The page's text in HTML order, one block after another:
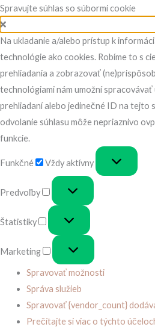
Spravujte súhlas so súbormi cookie
Na ukladanie a/alebo prístup k
technológie ako cookies. Robíme to s
prehliadania a zobrazovať
technológiami nám umožní spracovávať
prehliadaní alebo jedinečné ID na tejto
odvolanie súhlasu môže nepriaznivo
funkcie.
Funkčné
Vždy aktívny
Predvoľby
Predvoľby
Štatistiky
Štatistiky
Marketing
Marketing
Spravovať možnosti
Správa služieb
Spravovať {vendor_count}
Prečítajte si viac o týchto